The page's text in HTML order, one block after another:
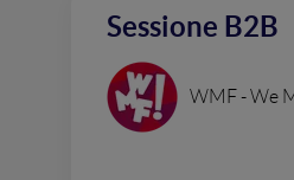
Sessione B2B
WMF - We